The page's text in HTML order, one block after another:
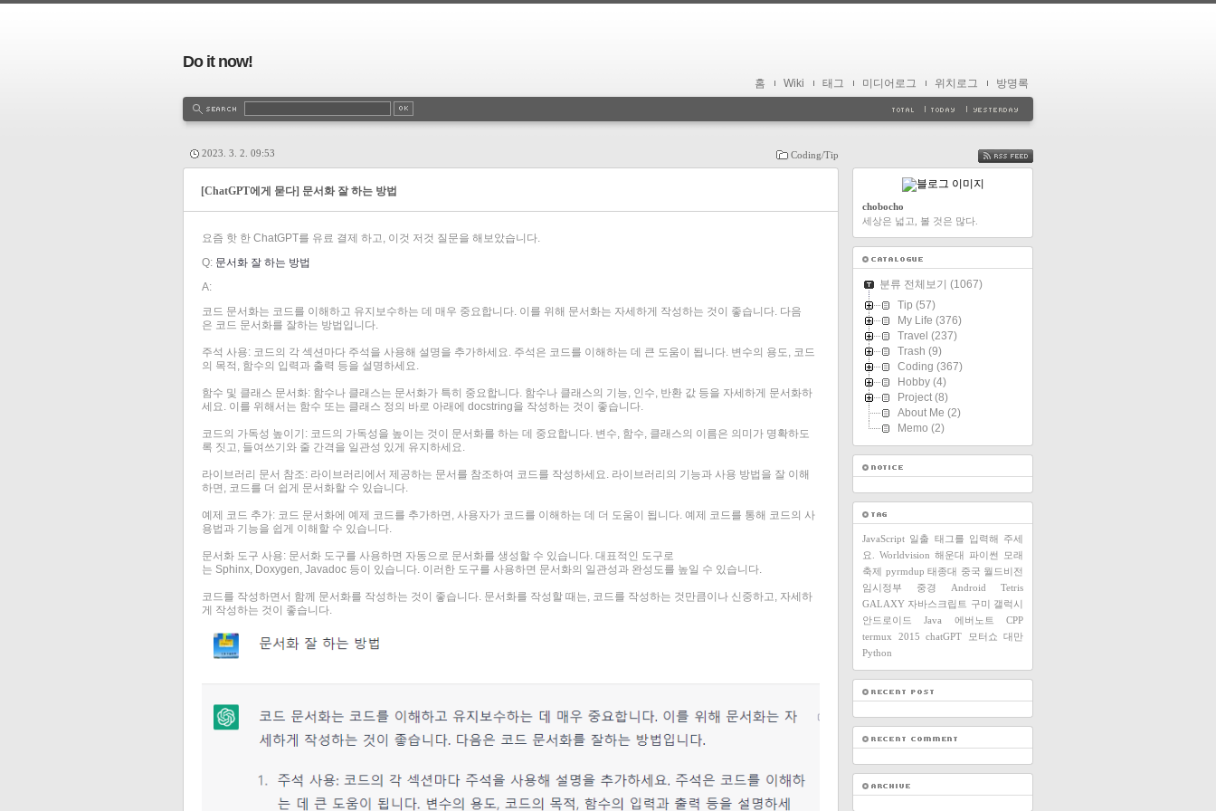
Do it now!
홈 Wiki 태그 미디어로그 위치로그 방명록
Coding/Tip
2023. 3. 2. 09:53
[ChatGPT에게 묻다] 문서화 잘 하는 방법
요즘 핫 한 ChatGPT를 유료 결제 하고, 이것 저것 질문을 해보았습니다.
Q: 문서화 잘 하는 방법
A:
코드 문서화는 코드를 이해하고 유지보수하는 데 매우 중요합니다. 이를 위해 문서화는 자세하게 작성하는 것이 좋습니다. 다음
은 코드 문서화를 잘하는 방법입니다.
주석 사용: 코드의 각 섹션마다 주석을 사용해 설명을 추가하세요. 주석은 코드를 이해하는 데 큰 도움이 됩니다. 변수의 용도, 코드
의 목적, 함수의 입력과 출력 등을 설명하세요.
함수 및 클래스 문서화: 함수나 클래스는 문서화가 특히 중요합니다. 함수나 클래스의 기능, 인수, 반환 값 등을 자세하게 문서화하
세요. 이를 위해서는 함수 또는 클래스 정의 바로 아래에 docstring을 작성하는 것이 좋습니다.
코드의 가독성 높이기: 코드의 가독성을 높이는 것이 문서화를 하는 데 중요합니다. 변수, 함수, 클래스의 이름은 의미가 명확하도
록 짓고, 들여쓰기와 줄 간격을 일관성 있게 유지하세요.
라이브러리 문서 참조: 라이브러리에서 제공하는 문서를 참조하여 코드를 작성하세요. 라이브러리의 기능과 사용 방법을 잘 이해
하면, 코드를 더 쉽게 문서화할 수 있습니다.
예제 코드 추가: 코드 문서화에 예제 코드를 추가하면, 사용자가 코드를 이해하는 데 더 도움이 됩니다. 예제 코드를 통해 코드의 사
용법과 기능을 쉽게 이해할 수 있습니다.
문서화 도구 사용: 문서화 도구를 사용하면 자동으로 문서화를 생성할 수 있습니다. 대표적인 도구로
는 Sphinx, Doxygen, Javadoc 등이 있습니다. 이러한 도구를 사용하면 문서화의 일관성과 완성도를 높일 수 있습니다.
코드를 작성하면서 함께 문서화를 작성하는 것이 좋습니다. 문서화를 작성할 때는, 코드를 작성하는 것만큼이나 신중하고, 자세하
게 작성하는 것이 좋습니다.
FEED
chobocho
세상은 넓고, 볼 것은 많다.
분류 전체보기 (1067)
Tip (57)
My Life (376)
Travel (237)
Trash (9)
Coding (367)
Hobby (4)
Project (8)
About Me (2)
Memo (2)
JavaScript 일출 태그를 입력해 주세
요.
Worldvision 해운대 파이썬
모래
축제 pyrmdup 태종대 중국 월드비전
임시정부
중경 Android
Tetris
GALAXY 자바스크립트 구미 갤럭시
안드로이드
Java 에버노트
CPP
termux
2015 chatGPT 모터쇼 대만
Python